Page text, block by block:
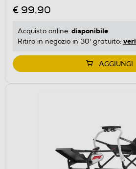
€ 99,90
Acquisto online: disponibile
Ritiro in negozio in 30' gratuito:
AGGIUNGI